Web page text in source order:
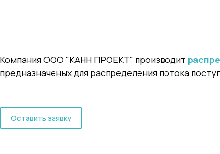
Компания ООО "КАНН ПРОЕКТ" производит
предназначеных для распределения потока
Оставить заявку